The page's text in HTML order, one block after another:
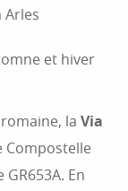
Arles
et hiver
la Via
Compostelle
En